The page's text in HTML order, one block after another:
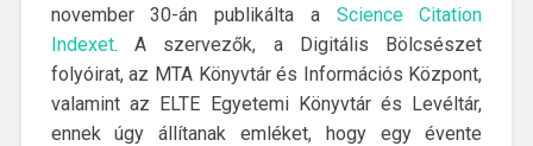
november 30-án publikálta a Science Citation
Indexet. A szervezők, a Digitális Bölcsészet
folyóirat, az MTA Könyvtár és Információs Központ,
valamint az ELTE Egyetemi Könyvtár és Levéltár,
ennek úgy állítanak emléket, hogy egy évente